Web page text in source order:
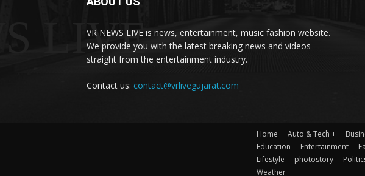
LIVE
VR NEWS LIVE is news, entertainment, music fashion website.
We provide you with the latest breaking news and videos
straight from the entertainment industry.
Contact us: contact@vrlivegujarat.com
Home Auto & Tech +
Education
Entertainment
Lifestyle
photostory
Weather